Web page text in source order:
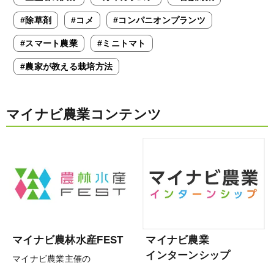
#除草剤 #コメ #コンパニオンプランツ
#スマート農業 #ミニトマト
#農家が教える栽培方法
マイナビ農業コンテンツ
マイナビ農林水産FEST
マイナビ農業主催の
マイナビ農業
インターンシップ